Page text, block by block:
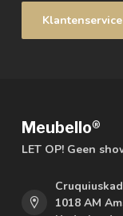
Klantenservice
Meubello®
LET OP! Geen
1018 AM